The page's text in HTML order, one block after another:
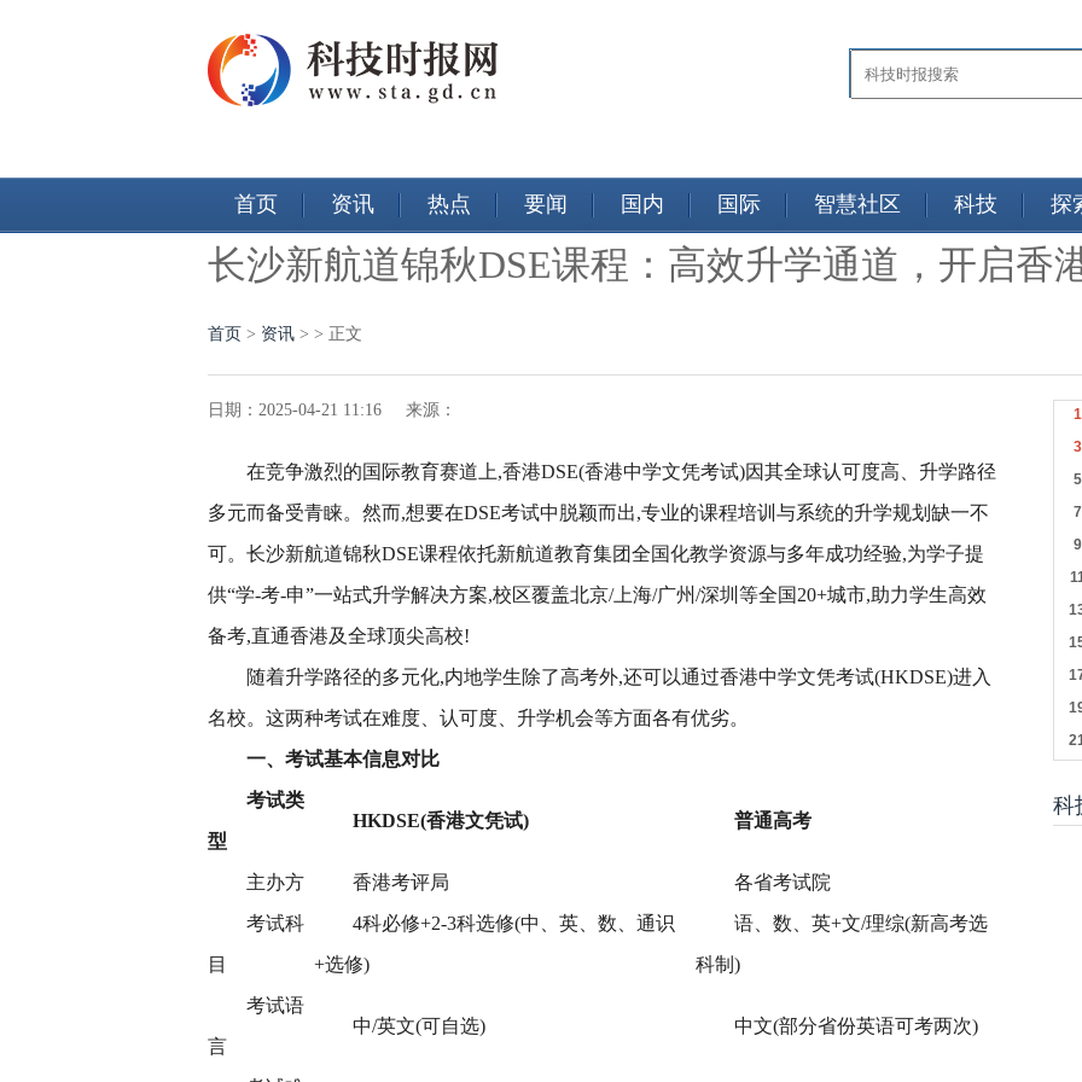
首页 资讯 热点 要闻 国内 国际 智慧社区 科技 探
长沙新航道锦秋DSE课程：高效升学通道，开启香
首页 > 资讯 > > 正文
日期：2025-04-21 11:16 来源：
在竞争激烈的国际教育赛道上,香港DSE(香港中学文凭考试)因其全球认可度高、升学路径
多元而备受青睐。然而,想要在DSE考试中脱颖而出,专业的课程培训与系统的升学规划缺一不
可。长沙新航道锦秋DSE课程依托新航道教育集团全国化教学资源与多年成功经验,为学子提
供“学-考-申”一站式升学解决方案,校区覆盖北京/上海/广州/深圳等全国20+城市,助力学生高效
备考,直通香港及全球顶尖高校!
随着升学路径的多元化,内地学生除了高考外,还可以通过香港中学文凭考试(HKDSE)进入
名校。这两种考试在难度、认可度、升学机会等方面各有优劣。
一、考试基本信息对比
考试类
型
HKDSE(香港文凭试) 普通高考
主办方 香港考评局
各省考试院
考试科
目
4科必修+2-3科选修(中、英、数、通识
+选修)
语、数、英+文/理综(新高考选
科制)
考试语
言
中/英文(可自选) 中文(部分省份英语可考两次)
科